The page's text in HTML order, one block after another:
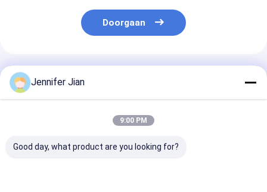
Doorgaan
Geadviseerde Producten
Jennifer Jian
9:00 PM
Good day, what product are you looking for?